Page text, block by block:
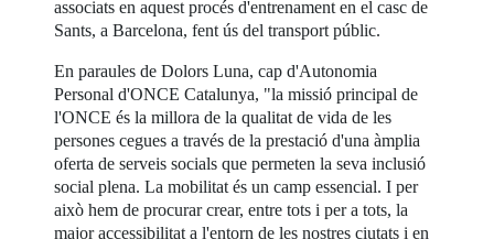
associats en aquest procés d'entrenament en el casc de
Sants, a Barcelona, fent ús del transport públic.
En paraules de Dolors Luna, cap d'Autonomia
Personal d'ONCE Catalunya, "la missió principal de
l'ONCE és la millora de la qualitat de vida de les
persones cegues a través de la prestació d'una àmplia
oferta de serveis socials que permeten la seva inclusió
social plena. La mobilitat és un camp essencial. I per
això hem de procurar crear, entre tots i per a tots, la
major accessibilitat a l'entorn de les nostres ciutats i en